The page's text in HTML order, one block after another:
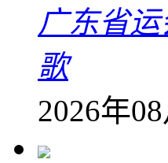
广东省
歌
2026年